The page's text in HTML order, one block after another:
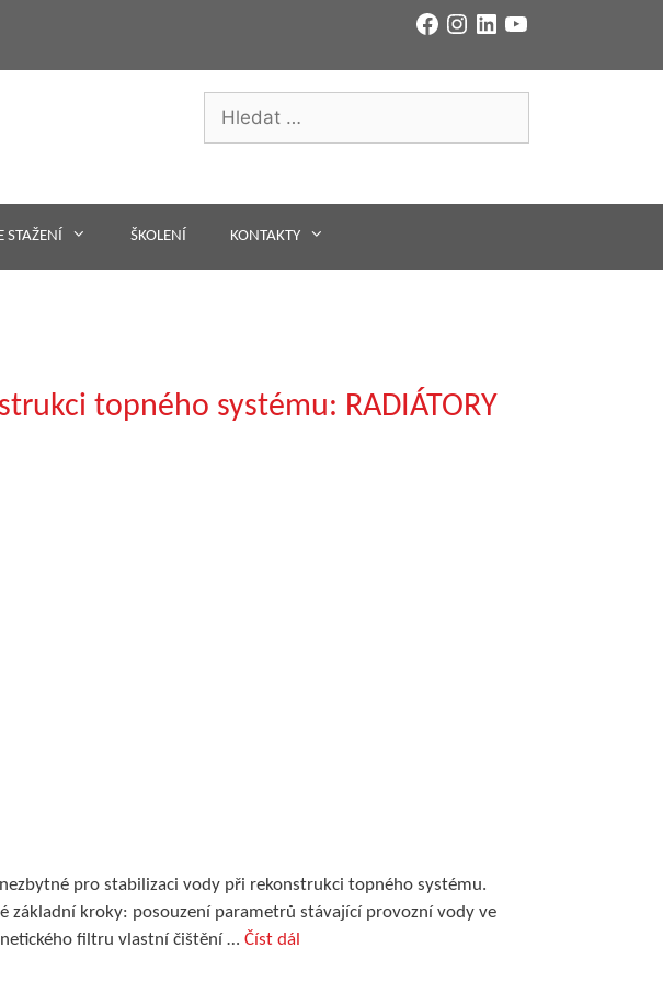
FacebookInstagramLinkedInYouTube
STAŽENÍ ŠKOLENÍ KONTAKTY
topného systému: RADIÁTORY
pro stabilizaci vody při rekonstrukci topného systému.
základní kroky: posouzení parametrů stávající provozní vody ve
filtru vlastní čištění … Číst dál